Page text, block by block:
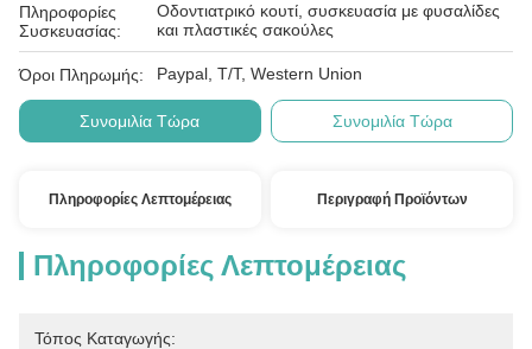
Πληροφορίες
Συσκευασίας:
Οδοντιατρικό κουτί, συσκευασία με φυσαλίδες
και πλαστικές σακούλες
Όροι Πληρωμής: Paypal, T/T, Western Union
Συνομιλία Τώρα Συνομιλία Τώρα
Πληροφορίες Λεπτομέρειας Περιγραφή Προϊόντων
Πληροφορίες Λεπτομέρειας
Τόπος Καταγωγής: